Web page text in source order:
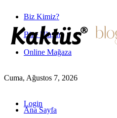
Biz Kimiz?
Bize Ulaşın
Online Mağaza
Cuma, Ağustos 7, 2026
Login
Ana Sayfa